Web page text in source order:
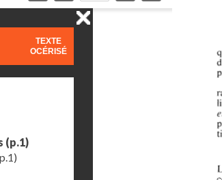
TEXTE
OCÉRISÉ
(p.1)